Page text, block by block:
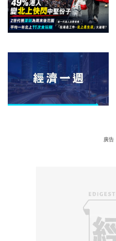
廣告